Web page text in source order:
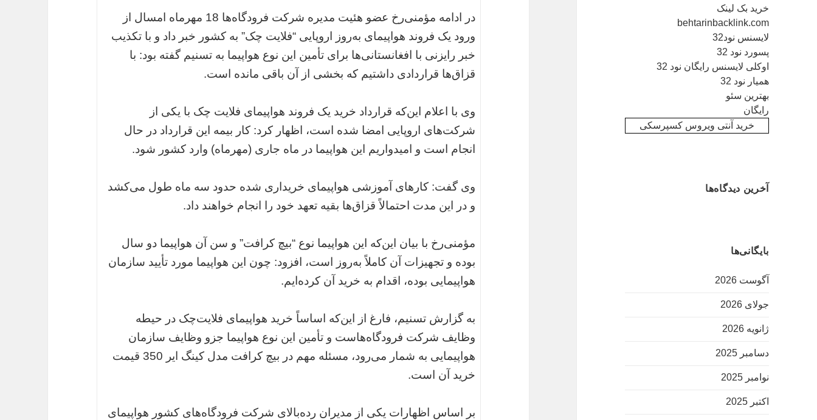
خرید بک لینک
behtarinbacklink.com
لایسنس نود32
پسورد نود 32
اوکلی لایسنس رایگان نود 32
همیار نود 32
بهترین سئو
رایگان
خرید آنتی ویروس کسپرسکی
آخرین دیدگاه‌ها
بایگانی‌ها
آگوست 2026
جولای 2026
ژانویه 2026
دسامبر 2025
نوامبر 2025
اکتبر 2025
در ادامه مؤمنی‌رخ عضو هئیت مدیره شرکت فرودگاه‌ها 18 مهرماه امسال از
ورود یک فروند هواپیمای به‌روز اروپایی “فلایت چک” به کشور خبر داد و با تکذیب
خبر رایزنی با افغانستانی‌ها برای تأمین این نوع هواپیما به تسنیم گفته بود: با
قزاق‌ها قراردادی داشتیم که بخشی از آن باقی مانده است.
وی با اعلام این‌که قرارداد خرید یک فروند هواپیمای فلایت چک با یکی از
شرکت‌های اروپایی امضا شده است، اظهار کرد: کار بیمه این قرارداد در حال
انجام است و امیدواریم این هواپیما در ماه جاری (مهرماه) وارد کشور شود.
وی گفت:‌ کارهای آموزشی هواپیمای خریداری شده حدود سه ماه طول می‌کشد
و در این مدت احتمالاً قزاق‌ها بقیه تعهد خود را انجام خواهند داد.
مؤمنی‌رخ با بیان این‌‌که این هواپیما نوع “بیچ کرافت” و سن آن هواپیما دو سال
بوده و تجهیزات آن کاملاً به‌روز است، افزود: چون این هواپیما مورد تأیید سازمان
هواپیمایی بوده، اقدام به خرید آن کرده‌ایم.
به گزارش تسنیم، فارغ از این‌که اساساً خرید هواپیمای فلایت‌چک در حیطه
وظایف شرکت فرودگاه‌هاست و تأمین این نوع هواپیما جزو وظایف سازمان
هواپیمایی به شمار می‌رود، مسئله مهم در بیچ کرافت مدل کینگ ایر 350 قیمت
خرید آن است.
بر اساس اظهارات یکی از مدیران رده‌بالای شرکت فرودگاه‌های کشور هواپیمای